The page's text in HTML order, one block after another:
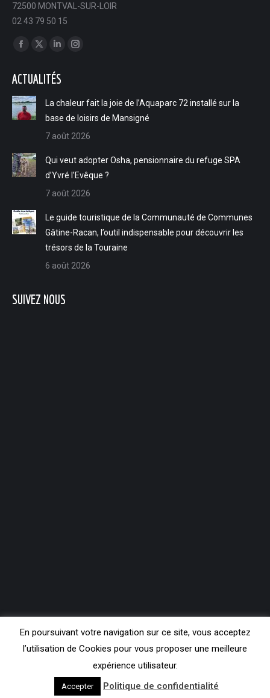
72500 MONTVAL-SUR-LOIR
02 43 79 50 15
Trouvez nous sur :
Facebook
opens
in
new
X
opens
new
LinkedIn
opens
in
new
Instagram
new
ACTUALITÉS
La chaleur fait la joie de l’Aquaparc 72 installé sur la
base de loisirs de Mansigné
7 août 2026
Qui veut adopter Osha, pensionnaire du refuge SPA
d’Yvré l’Evêque ?
7 août 2026
Le guide touristique de la Communauté de Communes
Gâtine-Racan, l’outil indispensable pour découvrir les
trésors de la Touraine
6 août 2026
SUIVEZ NOUS
Copyright Contact FM 99.3
Pieds de page
En poursuivant votre navigation sur ce site, vous acceptez
l’utilisation de Cookies pour vous proposer une meilleure
expérience utilisateur.
Accepter Politique de confidentialité